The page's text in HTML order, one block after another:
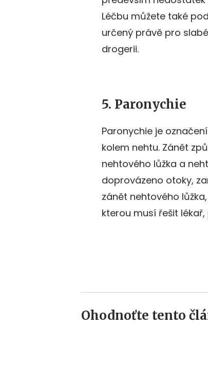
Léčbu můžete také
určený právě pro
drogerii.
5. Paronychie
Paronychie je
kolem nehtu. Zánět
nehtového lůžka a
doprovázeno otoky,
zánět nehtového
kterou musí řešit
Ohodnoťte tento